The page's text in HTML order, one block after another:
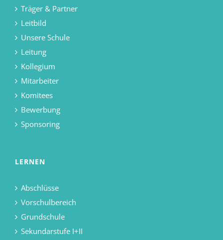
Träger & Partner
Leitbild
Unsere Schule
Leitung
Kollegium
Mitarbeiter
Komitees
Bewerbung
Sponsoring
LERNEN
Abschlüsse
Vorschulbereich
Grundschule
Sekundarstufe I+II